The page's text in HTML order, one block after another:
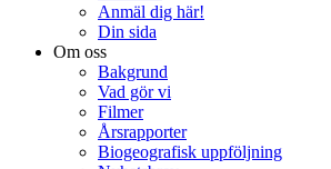
Anmäl dig här!
Din sida
Om oss
Bakgrund
Vad gör vi
Filmer
Årsrapporter
Biogeografisk uppföljning